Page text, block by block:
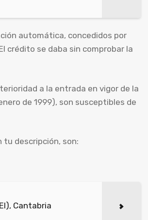
automática, concedidos por
crédito se daba sin comprobar la
a la entrada en vigor de la
de 1999), son susceptibles de
tu descripción, son:
Cantabria